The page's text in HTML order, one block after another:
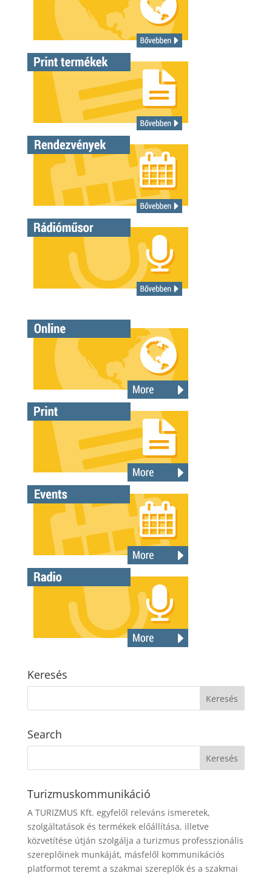
Keresés
Search
Turizmuskommunikáció
A TURIZMUS Kft. egyfelől releváns ismeretek,
szolgáltatások és termékek előállítása, illetve
közvetítése útján szolgálja a turizmus professzionális
szereplőinek munkáját, másfelől kommunikációs
platformot teremt a szakmai szereplők és a szakmai